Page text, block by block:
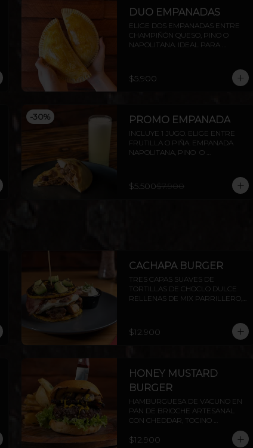
DUO EMPANADAS
ELIGE DOS EMPANADAS ENTRE
CHAMPIÑÓN QUESO, PINO O
NAPOLITANA. IDEAL PARA
$5.900
-30% PROMO EMPANADA
INCLUYE 1 JUGO. ELIGE ENTRE
FRUTILLA O PIÑA. EMPANADA
NAPOLITANA, PINO  O
$5.500$7.900
CACHAPA BURGER
TRES CAPAS SUAVES DE
TORTILLAS DE CHOCLO DULCE
RELLENAS DE MIX PARRILLERO,
PALTA FLAMBEADOS,
ACOMPAÑADOS DE SALSA
$12.900
HONEY MUSTARD
BURGER
HAMBURGUESA DE VACUNO EN
PAN DE BRIOCHE ARTESANAL
CON CHEDDAR, TOCINO
PARRILLERO, CHAMPIÑONES AL
AJILLO Y SALSA HONEY
$12.900